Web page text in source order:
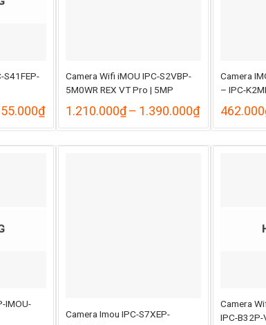
S41FEP-
₫Khoảng
giá:
từ
1.050.000₫
Camera Wifi iMOU IPC-S2VBP-
5M0WR REX VT Pro | 5MP
1.210.000₫– 1.390.000₫Khoảng
giá:
từ
1.210.000₫
Camera
– IPC-
462.000
IMOU-
Camera Imou IPC-S7XEP-
Camera
IPC-B32P-